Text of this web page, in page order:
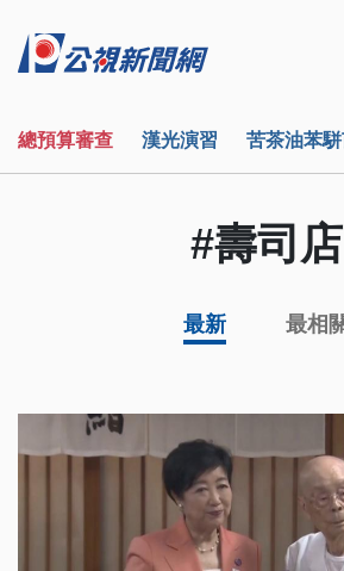
總預算審查 漢光演習 苦茶油苯
#壽司店
最新 最相